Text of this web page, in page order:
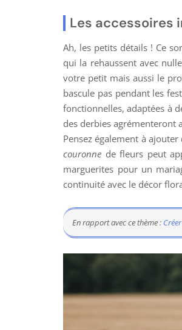
Les accessoires
Ah, les petits détails ! Ce
qui la rehaussent avec
votre petit mais aussi le
bascule pas pendant les
fonctionnelles, adaptées à
des derbies agrémenteront
Pensez également à
couronne de fleurs peut
marguerites pour un
continuité avec le décor
En rapport avec ce thème :